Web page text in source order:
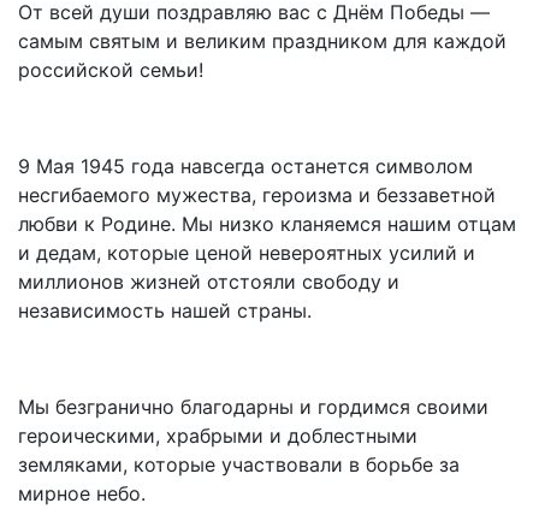
От всей души поздравляю вас с Днём Победы —
самым святым и великим праздником для каждой
российской семьи!
9 Мая 1945 года навсегда останется символом
несгибаемого мужества, героизма и беззаветной
любви к Родине. Мы низко кланяемся нашим отцам
и дедам, которые ценой невероятных усилий и
миллионов жизней отстояли свободу и
независимость нашей страны.
Мы безгранично благодарны и гордимся своими
героическими, храбрыми и доблестными
земляками, которые участвовали в борьбе за
мирное небо.